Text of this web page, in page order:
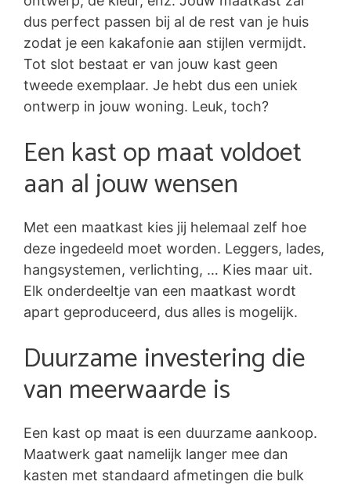
dus perfect passen bij al de rest van je huis
zodat je een kakafonie aan stijlen vermijdt.
Tot slot bestaat er van jouw kast geen
tweede exemplaar. Je hebt dus een uniek
ontwerp in jouw woning. Leuk, toch?
Een kast op maat voldoet
aan al jouw wensen
Met een maatkast kies jij helemaal zelf hoe
deze ingedeeld moet worden. Leggers, lades,
hangsystemen, verlichting, … Kies maar uit.
Elk onderdeeltje van een maatkast wordt
apart geproduceerd, dus alles is mogelijk.
Duurzame investering die
van meerwaarde is
Een kast op maat is een duurzame aankoop.
Maatwerk gaat namelijk langer mee dan
kasten met standaard afmetingen die bulk